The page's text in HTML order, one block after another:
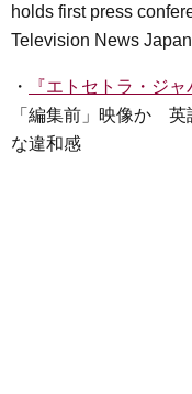
holds first press
Television News
・ 『エトセトラ・ジャ
「編集前」映像か 英
な違和感